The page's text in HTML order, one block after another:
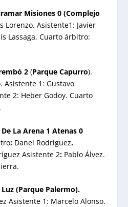
Misiones 0 (Complejo
Lorenzo. Asistente1: Javier
Lassaga, Cuarto árbitro:
2(Parque Capurro).
Asistente 1: Gustavo
2: Heber Godoy. Cuarto
La Arena 1 Atenas 0
: Danel Rodríguez.
Asistente 2: Pablo Álvez.
(Parque Palermo).
Asistente 1: Marcelo Alonso.